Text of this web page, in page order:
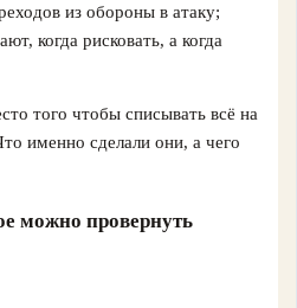
из обороны в атаку;
когда рисковать, а когда
того чтобы списывать всё на
именно сделали они, а чего
можно провернуть